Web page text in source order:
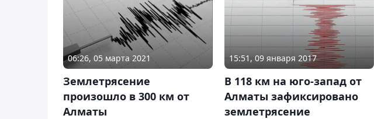
06:26, 05 марта 2021
Землетрясение
произошло в 300 км от
Алматы
15:51, 09 января 2017
В 118 км на юго-запад от
Алматы зафиксировано
землетрясение